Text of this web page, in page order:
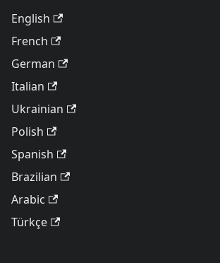
English
French
German
Italian
Ukrainian
Polish
Spanish
Brazilian
Arabic
Türkçe